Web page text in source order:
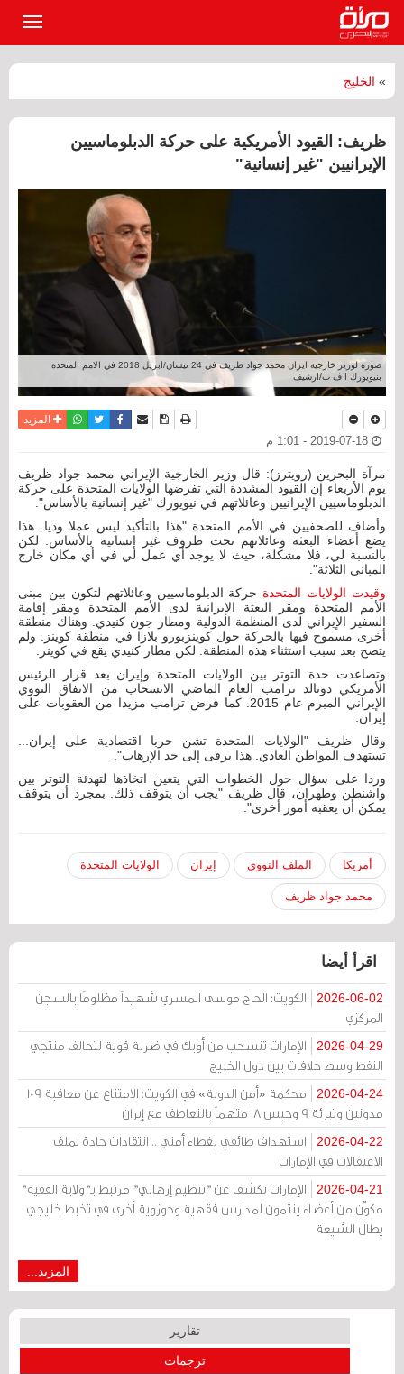
» الخليج
ظريف: القيود الأمريكية على حركة الدبلوماسيين
الإيرانيين "غير إنسانية"
صورة لوزير خارجية ايران محمد جواد ظريف في 24 نيسان/ابريل 2018 في الامم المتحدة
بنيويورك ا ف ب/ارشيف
نسخة للطباعة
حفظ الموضوع
أرسل الى صديق
فيسبوكتويترواتسابالمزيد
مرآة البحرين (رويترز): قال وزير الخارجية الإيراني محمد جواد ظريف
يوم الأربعاء إن القيود المشددة التي تفرضها الولايات المتحدة على حركة
الدبلوماسيين الإيرانيين وعائلاتهم في نيويورك "غير إنسانية بالأساس".
وأضاف للصحفيين في الأمم المتحدة "هذا بالتأكيد ليس عملا وديا. هذا
يضع أعضاء البعثة وعائلاتهم تحت ظروف غير إنسانية بالأساس. لكن
بالنسبة لي، فلا مشكلة، حيث لا يوجد أي عمل لي في أي مكان خارج
المباني الثلاثة".
وقيدت الولايات المتحدة حركة الدبلوماسيين وعائلاتهم لتكون بين مبنى
الأمم المتحدة ومقر البعثة الإيرانية لدى الأمم المتحدة ومقر إقامة
السفير الإيراني لدى المنظمة الدولية ومطار جون كنيدي. وهناك منطقة
أخرى مسموح فيها بالحركة حول كوينزبورو بلازا في منطقة كوينز. ولم
يتضح بعد سبب استثناء هذه المنطقة. لكن مطار كنيدي يقع في كوينز.
وتصاعدت حدة التوتر بين الولايات المتحدة وإيران بعد قرار الرئيس
الأمريكي دونالد ترامب العام الماضي الانسحاب من الاتفاق النووي
الإيراني المبرم عام 2015. كما فرض ترامب مزيدا من العقوبات على
إيران.
وقال ظريف "الولايات المتحدة تشن حربا اقتصادية على إيران...
تستهدف المواطن العادي. هذا يرقى إلى حد الإرهاب".
وردا على سؤال حول الخطوات التي يتعين اتخاذها لتهدئة التوتر بين
واشنطن وطهران، قال ظريف "يجب أن يتوقف ذلك. بمجرد أن يتوقف
يمكن أن يعقبه أمور أخرى".
أمريكا الملف النووي إيران الولايات المتحدة
محمد جواد ظريف
اقرأ أيضا
2026-06-02
الكويت: الحاج موسى المسري شهيداً مظلومًا بالسجن
المركزي
2026-04-29
الإمارات تنسحب من أوبك في ضربة قوية لتحالف منتجي
النفط وسط خلافات بين دول الخليج
2026-04-24
محكمة «أمن الدولة» في الكويت: الامتناع عن معاقبة 109
مدونين وتبرئة 9 وحبس 18 متهماً بالتعاطف مع إيران
2026-04-22
استهداف طائفي بغطاء أمني .. انتقادات حادة لملف
الاعتقالات في الإمارات
2026-04-21
الإمارات تكشف عن "تنظيم إرهابي" مرتبط بـ"ولاية الفقيه"
مكوّن من أعضاء ينتمون لمدارس فقهية وحوزوية أخرى في تخبط خليجي
يطال الشيعة
المزيد...
تقارير
ترجمات